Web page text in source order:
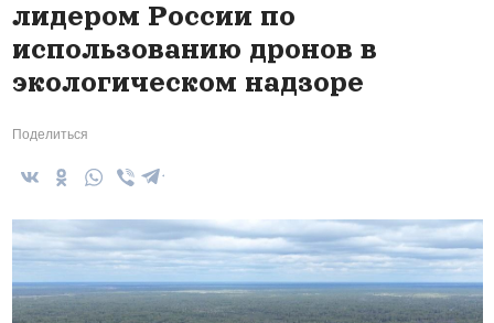
лидером России по
использованию дронов в
экологическом надзоре
Поделиться